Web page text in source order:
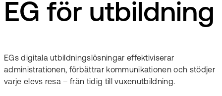
EG för utbildning
EGs digitala utbildningslösningar effektiviserar
administrationen, förbättrar kommunikationen och stödjer
varje elevs resa – från tidig till vuxenutbildning.